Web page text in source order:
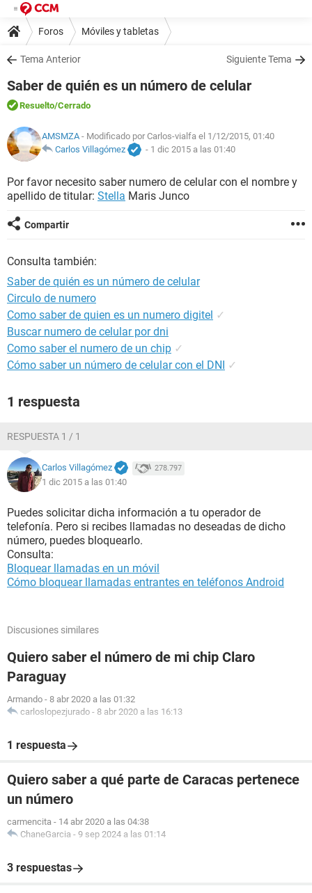
Foros Móviles y tabletas
Tema Anterior Siguiente Tema
Saber de quién es un número de celular
Resuelto/Cerrado
AMSMZA- Modificado por Carlos-vialfa el 1/12/2015, 01:40
Carlos Villagómez
- 1 dic 2015 a las 01:40
Por favor necesito saber numero de celular con el nombre y
apellido de titular: Stella Maris Junco
Compartir
Consulta también:
Saber de quién es un número de celular
Circulo de numero
Como saber de quien es un numero digitel ✓
Buscar numero de celular por dni
Como saber el numero de un chip ✓
Cómo saber un número de celular con el DNI ✓
1 respuesta
RESPUESTA 1 / 1
Carlos Villagómez 278.797
1 dic 2015 a las 01:40
Puedes solicitar dicha información a tu operador de
telefonía. Pero si recibes llamadas no deseadas de dicho
número, puedes bloquearlo.
Consulta:
Bloquear llamadas en un móvil
Cómo bloquear llamadas entrantes en teléfonos Android
Discusiones similares
Quiero saber el número de mi chip Claro
Paraguay
Armando - 8 abr 2020 a las 01:32
carloslopezjurado - 8 abr 2020 a las 16:13
1 respuesta
Quiero saber a qué parte de Caracas pertenece
un número
carmencita - 14 abr 2020 a las 04:38
ChaneGarcia - 9 sep 2024 a las 01:14
3 respuestas